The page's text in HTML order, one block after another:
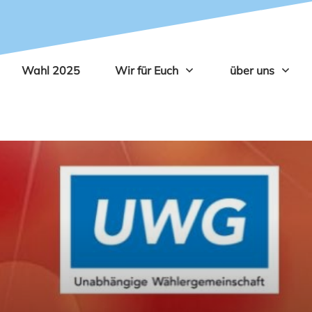
Wahl 2025 Wir für Euch über uns